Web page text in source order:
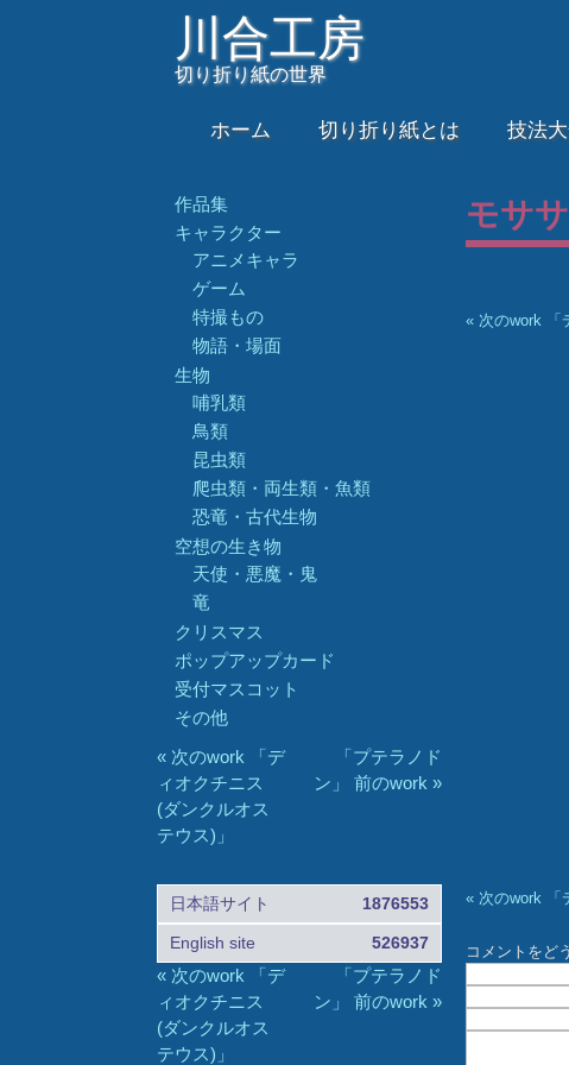
川合工房
切り折り紙の世界
ホーム 切り折り紙とは 技法
モサ
« 次のwork 「
« 次のwork 「
コメントをど
作品集
キャラクター
アニメキャラ
ゲーム
特撮もの
物語・場面
生物
哺乳類
鳥類
昆虫類
爬虫類・両生類・魚類
恐竜・古代生物
空想の生き物
天使・悪魔・鬼
竜
クリスマス
ポップアップカード
受付マスコット
その他
「プテラノド
ン」 前のwork »
« 次のwork 「デ
ィオクチニス
(ダンクルオス
テウス)」
日本語サイト 1876553
English site 526937
「プテラノド
ン」 前のwork »
« 次のwork 「デ
ィオクチニス
(ダンクルオス
テウス)」